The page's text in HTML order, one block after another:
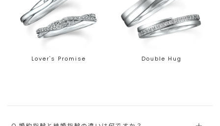
Lover's Promise Double Hug